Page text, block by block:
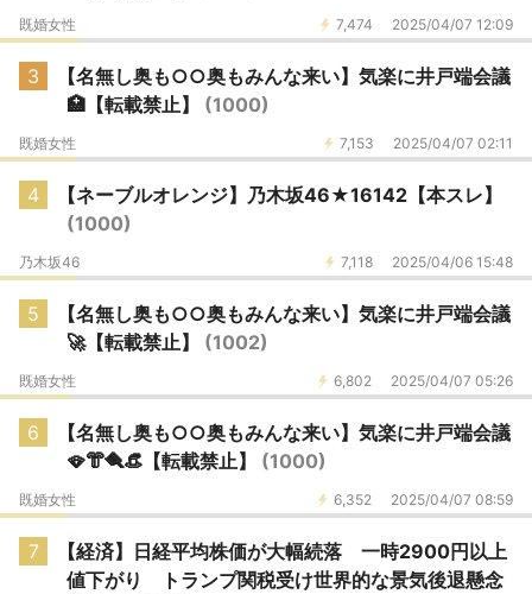
7,474 2025/04/07 12:09
既婚女性
3
【名無し奥も○○奥もみんな来い】気楽に井戸端会議
🏥【転載禁止】 (1000)
7,153 2025/04/07 02:11
既婚女性
4
【ネーブルオレンジ】乃木坂46★16142【本スレ】
(1000)
7,118 2025/04/06 15:48
乃木坂46
5
【名無し奥も○○奥もみんな来い】気楽に井戸端会議
🚀【転載禁止】 (1002)
6,802 2025/04/07 05:26
既婚女性
6
【名無し奥も○○奥もみんな来い】気楽に井戸端会議
🪭👘🪮👒【転載禁止】 (1000)
6,352 2025/04/07 08:59
既婚女性
7
【経済】日経平均株価が大幅続落 一時2900円以上
値下がり トランプ関税受け世界的な景気後退懸念